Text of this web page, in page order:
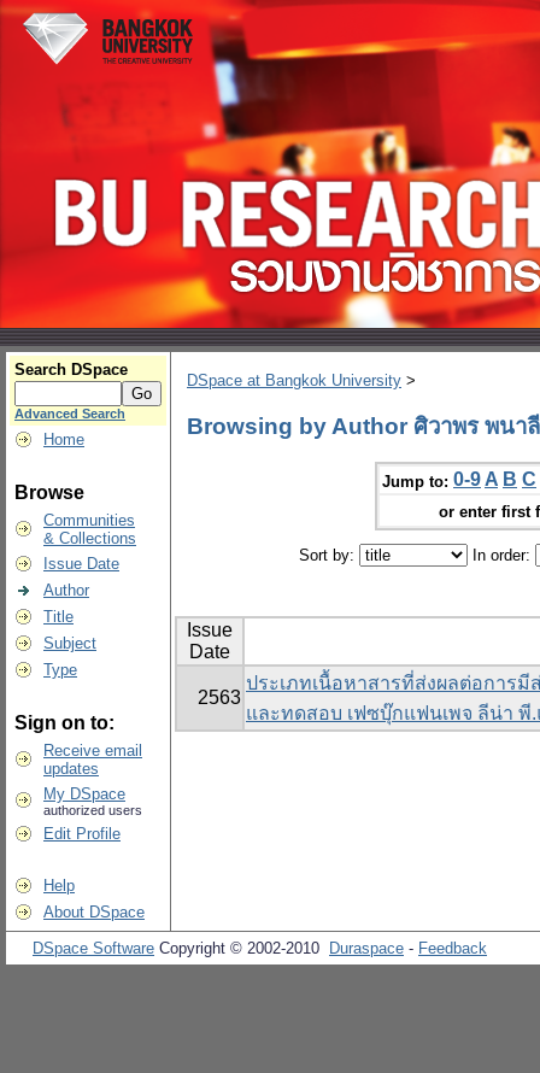
Search DSpace
Advanced Search
Home
Browse
Communities
& Collections
Issue Date
Author
Title
Subject
Type
Sign on to:
Receive email
updates
My DSpace
authorized users
Edit Profile
Help
About DSpace
DSpace at Bangkok University >
Browsing by Author ศิวาพร พนาลี
Jump to: 0-9 A B C
or enter first
Sort by: In order:
Issue
Date
2563
ประเภทเนื้อหาสารที่ส่งผลต่อการ
และทดสอบ เฟซบุ๊กแฟนเพจ ลีน่า พี
DSpace Software Copyright © 2002-2010 Duraspace - Feedback